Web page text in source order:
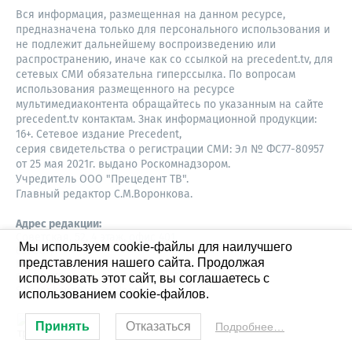
Вся информация, размещенная на данном ресурсе,
предназначена только для персонального использования и
не подлежит дальнейшему воспроизведению или
распространению, иначе как со ссылкой на precedent.tv, для
сетевых СМИ обязательна гиперссылка. По вопросам
использования размещенного на ресурсе
мультимедиаконтента обращайтесь по указанным на сайте
precedent.tv контактам. Знак информационной продукции:
16+. Сетевое издание Precedent,
серия свидетельства о регистрации СМИ: Эл № ФС77-80957
от 25 мая 2021г. выдано Роскомнадзором.
Учредитель ООО "Прецедент ТВ".
Главный редактор С.М.Воронкова.
Адрес редакции:
630087,
Новосибирск
8-960-779-12-96,
S.Voronkova@precedent.tv
Мы используем cookie-файлы для наилучшего
представления нашего сайта. Продолжая
использовать этот сайт, вы соглашаетесь с
использованием cookie-файлов.
Принять Отказаться Подробнее…